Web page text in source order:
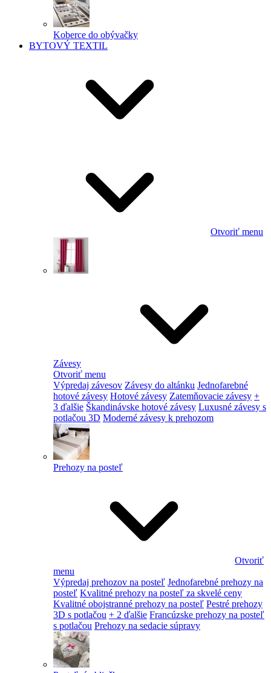
Koberce do obývačky
BYTOVÝ TEXTIL
Otvoriť menu
Závesy
Otvoriť menu
Výpredaj závesov Závesy do altánku Jednofarebné
hotové závesy Hotové závesy Zatemňovacie závesy +
3 ďalšie Škandinávske hotové závesy Luxusné závesy s
potlačou 3D Moderné závesy k prehozom
Prehozy na posteľ
Otvoriť
menu
Výpredaj prehozov na posteľ Jednofarebné prehozy na
posteľ Kvalitné prehozy na posteľ za skvelé ceny
Kvalitné obojstranné prehozy na posteľ Pestré prehozy
3D s potlačou + 2 ďalšie Francúzske prehozy na posteľ
s potlačou Prehozy na sedacie súpravy